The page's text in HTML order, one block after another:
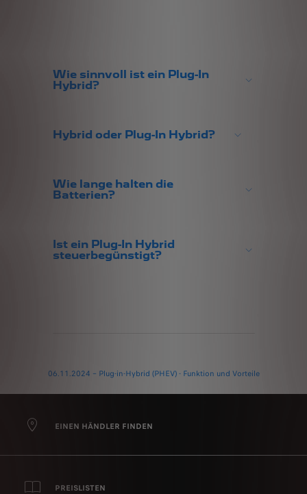
Wie sinnvoll ist ein Plug-In
Hybrid?
Hybrid oder Plug-In Hybrid?
Wie lange halten die
Batterien?
Ist ein Plug-In Hybrid
steuerbegünstigt?
06.11.2024 – Plug-in-Hybrid (PHEV) - Funktion und Vorteile
EINEN HÄNDLER FINDEN
PREISLISTEN